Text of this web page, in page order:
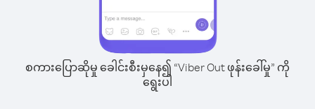
စကားပြောဆိုမှု ခေါင်းစီးမှနေ၍ “Viber Out ဖုန်းခေါ်မှု” ကို
ရွေးပါ